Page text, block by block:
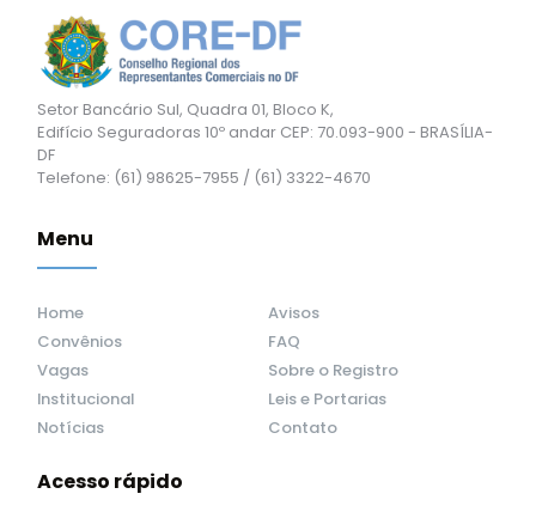
Setor Bancário Sul, Quadra 01, Bloco K,
Edifício Seguradoras 10º andar CEP: 70.093-900 - BRASÍLIA-
DF
Telefone: (61) 98625-7955 / (61) 3322-4670
Menu
Home
Avisos
Convênios
FAQ
Vagas
Sobre o Registro
Institucional
Leis e Portarias
Notícias
Contato
Acesso rápido